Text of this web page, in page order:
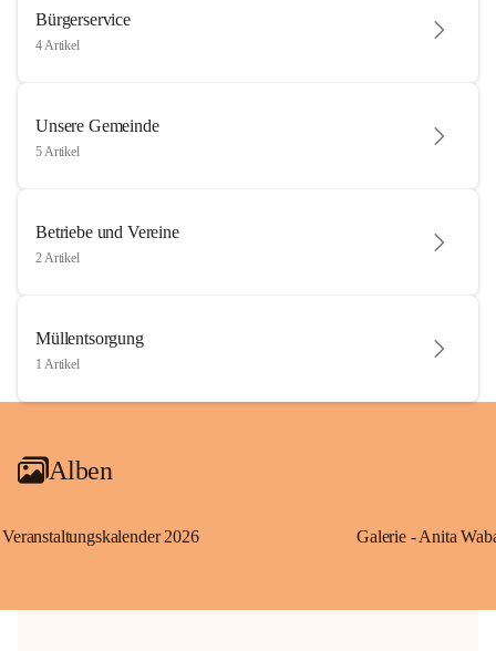
Bürgerservice
4 Artikel
Unsere Gemeinde
5 Artikel
Betriebe und Vereine
2 Artikel
Müllentsorgung
1 Artikel
Alben
Veranstaltungskalender 2026 Galerie - Anita